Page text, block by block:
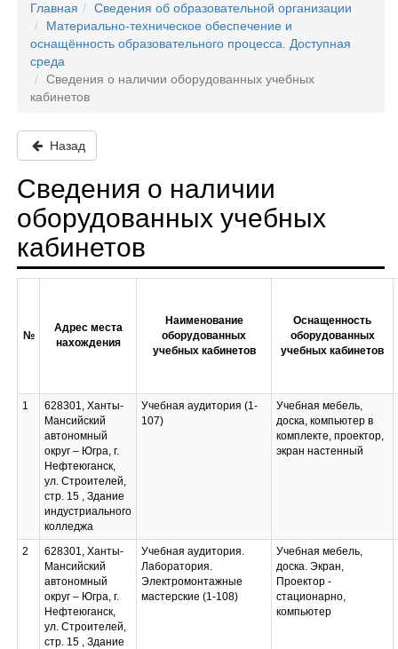
Главная
Сведения об образовательной организации
Материально-техническое обеспечение и
оснащённость образовательного процесса. Доступная
среда
Сведения о наличии оборудованных учебных
кабинетов
Назад
Сведения о наличии
оборудованных учебных
кабинетов
№
Адрес места
нахождения
Наименование
оборудованных
учебных кабинетов
Оснащенность
оборудованных
учебных кабинетов
1
628301, Ханты-
Мансийский
автономный
округ – Югра, г.
Нефтеюганск,
ул. Строителей,
стр. 15 , Здание
индустриального
колледжа
Учебная аудитория (1-
107)
Учебная мебель,
доска, компьютер в
комплекте, проектор,
экран настенный
2
628301, Ханты-
Мансийский
автономный
округ – Югра, г.
Нефтеюганск,
ул. Строителей,
стр. 15 , Здание
Учебная аудитория.
Лаборатория.
Электромонтажные
мастерские (1-108)
Учебная мебель,
доска. Экран,
Проектор -
стационарно,
компьютер